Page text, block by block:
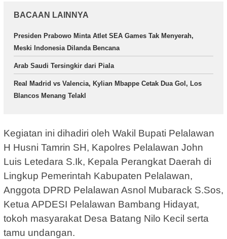
BACAAN LAINNYA
Presiden Prabowo Minta Atlet SEA Games Tak Menyerah,
Meski Indonesia Dilanda Bencana
Arab Saudi Tersingkir dari Piala
Real Madrid vs Valencia, Kylian Mbappe Cetak Dua Gol, Los
Blancos Menang Telakl
Kegiatan ini dihadiri oleh Wakil Bupati Pelalawan
H Husni Tamrin SH, Kapolres Pelalawan John
Luis Letedara S.Ik, Kepala Perangkat Daerah di
Lingkup Pemerintah Kabupaten Pelalawan,
Anggota DPRD Pelalawan Asnol Mubarack S.Sos,
Ketua APDESI Pelalawan Bambang Hidayat,
tokoh masyarakat Desa Batang Nilo Kecil serta
tamu undangan.